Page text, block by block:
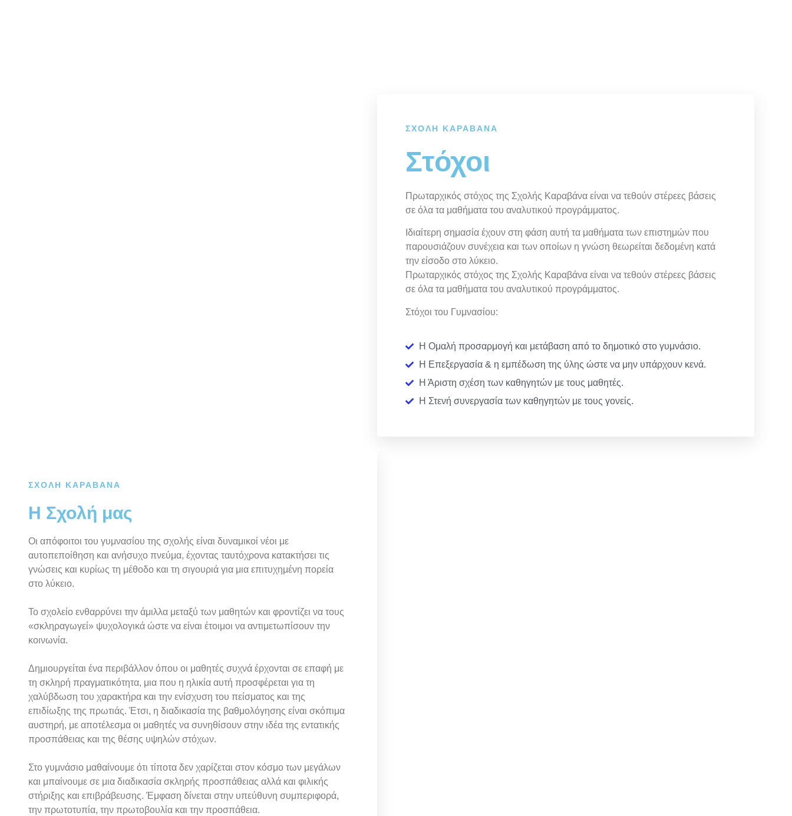
ΣΧΟΛΗ ΚΑΡΑΒΑΝΑ
Στόχοι
Πρωταρχικός στόχος της Σχολής Καραβάνα είναι να τεθούν στέρεες βάσεις
σε όλα τα μαθήματα του αναλυτικού προγράμματος.
Ιδιαίτερη σημασία έχουν στη φάση αυτή τα μαθήματα των επιστημών που
παρουσιάζουν συνέχεια και των οποίων η γνώση θεωρείται δεδομένη κατά
την είσοδο στο λύκειο.
Πρωταρχικός στόχος της Σχολής Καραβάνα είναι να τεθούν στέρεες βάσεις
σε όλα τα μαθήματα του αναλυτικού προγράμματος.
Στόχοι του Γυμνασίου:
Η Ομαλή προσαρμογή και μετάβαση από το δημοτικό στο γυμνάσιο.
Η Επεξεργασία & η εμπέδωση της ύλης ώστε να μην υπάρχουν κενά.
Η Άριστη σχέση των καθηγητών με τους μαθητές.
Η Στενή συνεργασία των καθηγητών με τους γονείς.
ΣΧΟΛΗ ΚΑΡΑΒΑΝΑ
Η Σχολή μας
Οι απόφοιτοι του γυμνασίου της σχολής είναι δυναμικοί νέοι με
αυτοπεποίθηση και ανήσυχο πνεύμα, έχοντας ταυτόχρονα κατακτήσει τις
γνώσεις και κυρίως τη μέθοδο και τη σιγουριά για μια επιτυχημένη πορεία
στο λύκειο.
Το σχολείο ενθαρρύνει την άμιλλα μεταξύ των μαθητών και φροντίζει να τους
«σκληραγωγεί» ψυχολογικά ώστε να είναι έτοιμοι να αντιμετωπίσουν την
κοινωνία.
Δημιουργείται ένα περιβάλλον όπου οι μαθητές συχνά έρχονται σε επαφή με
τη σκληρή πραγματικότητα, μια που η ηλικία αυτή προσφέρεται για τη
χαλύβδωση του χαρακτήρα και την ενίσχυση του πείσματος και της
επιδίωξης της πρωτιάς. Έτσι, η διαδικασία της βαθμολόγησης είναι σκόπιμα
αυστηρή, με αποτέλεσμα οι μαθητές να συνηθίσουν στην ιδέα της εντατικής
προσπάθειας και της θέσης υψηλών στόχων.
Στο γυμνάσιο μαθαίνουμε ότι τίποτα δεν χαρίζεται στον κόσμο των μεγάλων
και μπαίνουμε σε μια διαδικασία σκληρής προσπάθειας αλλά και φιλικής
στήριξης και επιβράβευσης. Έμφαση δίνεται στην υπεύθυνη συμπεριφορά,
την πρωτοτυπία, την πρωτοβουλία και την προσπάθεια.